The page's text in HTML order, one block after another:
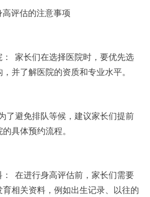
评估的注意事项
家长们在选择医院时，要优先选
并了解医院的资质和专业水平。
了避免排队等候，建议家长们提前
具体预约流程。
在进行身高评估前，家长们需要
相关资料，例如出生记录、以往的